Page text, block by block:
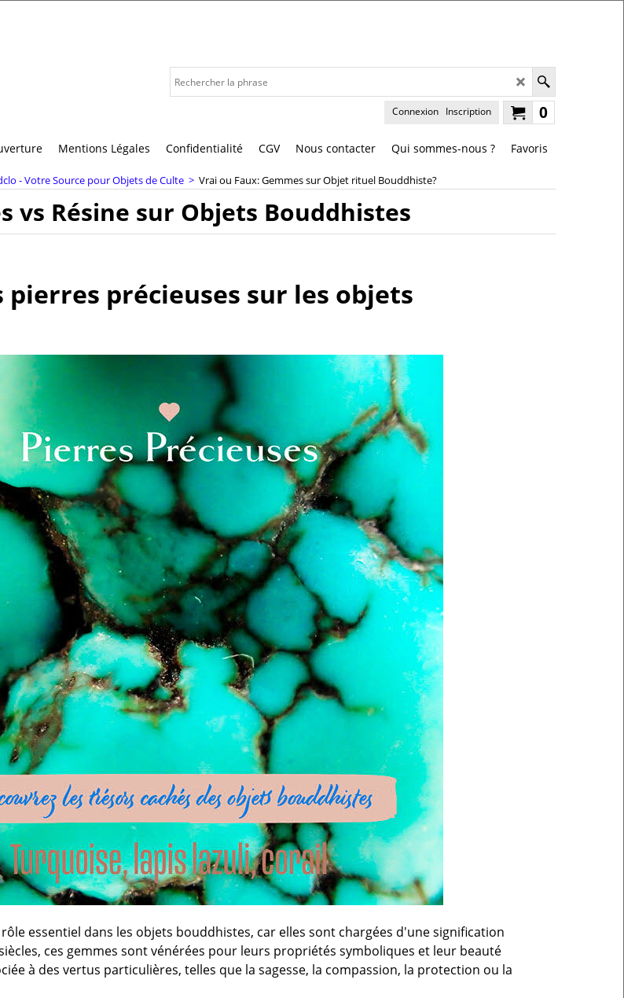
0
Connexion Inscription
Mentions Légales Confidentialité CGV Nous contacter Qui sommes-nous ? Favoris
- Votre Source pour Objets de Culte > Vrai ou Faux: Gemmes sur Objet rituel Bouddhiste?
vs Résine sur Objets Bouddhistes
pierres précieuses sur les objets
essentiel dans les objets bouddhistes, car elles sont chargées d'une signification
ces gemmes sont vénérées pour leurs propriétés symboliques et leur beauté
à des vertus particulières, telles que la sagesse, la compassion, la protection ou la